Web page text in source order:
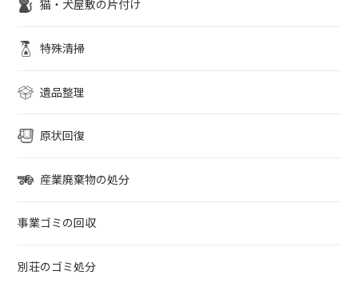
猫・犬屋敷の片付け
特殊清掃
遺品整理
原状回復
産業廃棄物の処分
事業ゴミの回収
別荘のゴミ処分